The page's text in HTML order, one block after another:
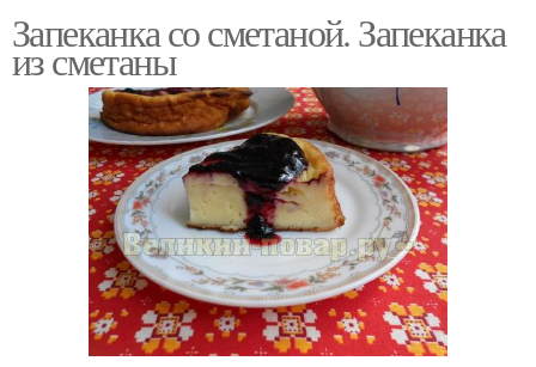
Запеканка со сметаной. Запеканка
из сметаны